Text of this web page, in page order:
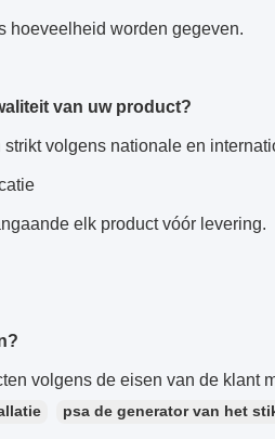
hoeveelheid worden gegeven.
van uw product?
volgens nationale en
elk product vóór levering.
volgens de eisen van de klant
psa de generator van het